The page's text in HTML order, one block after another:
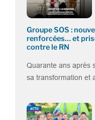
Groupe SOS :
renforcées… et
contre le RN
Quarante ans après
sa transformation et